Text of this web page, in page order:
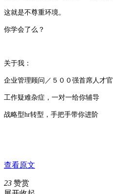
这就是不尊重环境。
你学会了么？
关于我：
企业管理顾问／５００强首席人才官
工作疑难杂症，一对一给你辅导
战略型hr转型，手把手带你进阶
查看原文
23 赞赏